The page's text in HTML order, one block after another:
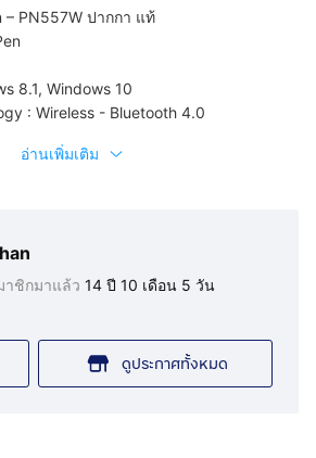
– PN557W ปากกา แท้
8.1, Windows 10
: Wireless - Bluetooth 4.0
อ่านเพิ่มเติม
าชิกมาแล้ว 14 ปี 10 เดือน 5 วัน
ดูประกาศทั้งหมด